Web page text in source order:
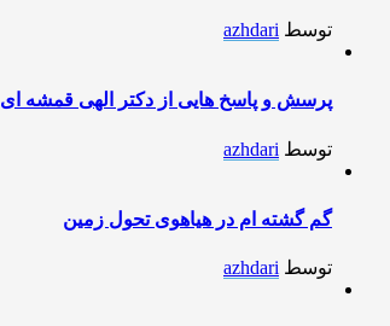
توسط azhdari
پرسش و پاسخ هایی از دکتر الهی قمشه ای
توسط azhdari
گم گشته ام در هیاهوی تحول زمین
توسط azhdari